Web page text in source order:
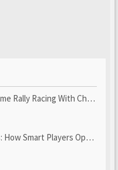
With Challenging Track...
Players Optimize Gear, Build...